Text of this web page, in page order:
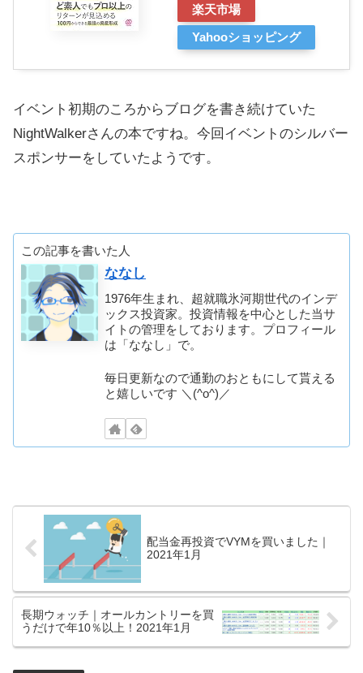
楽天市場
Yahooショッピング
イベント初期のころからブログを書き続けていた
NightWalkerさんの本ですね。今回イベントのシルバー
スポンサーをしていたようです。
この記事を書いた人
ななし
1976年生まれ、超就職氷河期世代のインデ
ックス投資家。投資情報を中心とした当サ
イトの管理をしております。プロフィール
は「ななし」で。
毎日更新なので通勤のおともにして貰える
と嬉しいです ＼(^o^)／
配当金再投資でVYMを買いました｜
2021年1月
長期ウォッチ｜オールカントリーを買
うだけで年10％以上！2021年1月